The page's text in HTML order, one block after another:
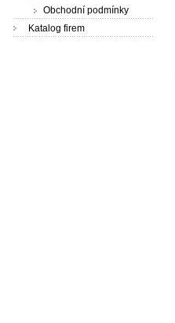
Obchodní podmínky
Katalog firem